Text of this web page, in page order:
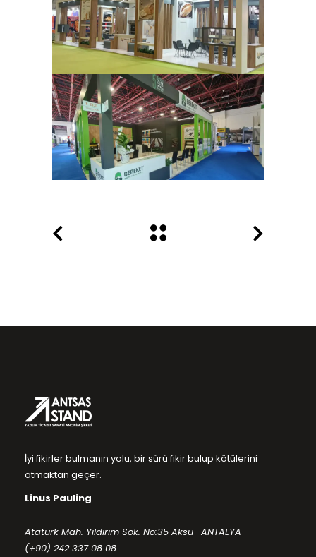
İyi fikirler bulmanın yolu, bir sürü fikir bulup kötülerini
atmaktan geçer.
Linus Pauling
Atatürk Mah. Yıldırım Sok. No:35 Aksu -ANTALYA
(+90) 242 337 08 08